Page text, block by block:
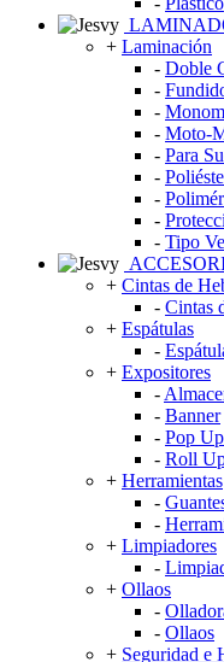
+ Laminación
- Doble
-
-
- Moto-
- Para
-
-
-
- Tipo
+ Cintas de
- Cintas
+ Espátulas
-
+ Expositores
-
- Banner
- Pop
- Roll
+ Herramientas
-
-
+ Limpiadores
-
+ Ollaos
-
- Ollaos
+ Seguridad e